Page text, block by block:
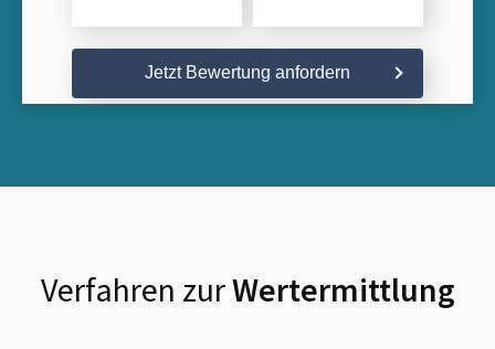
Jetzt Bewertung anfordern
Verfahren zurWertermittlung